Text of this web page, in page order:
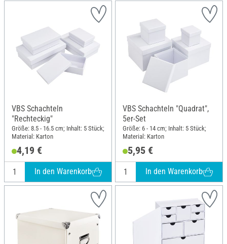
VBS Schachteln
"Rechteckig"
Größe: 8.5 - 16.5 cm; Inhalt: 5 Stück;
Material: Karton
4,19 €
In den Warenkorb
VBS Schachteln "Quadrat",
5er-Set
Größe: 6 - 14 cm; Inhalt: 5 Stück;
Material: Karton
5,95 €
In den Warenkorb